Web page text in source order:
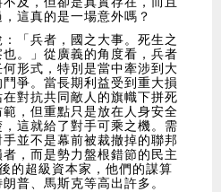
這真的是一場意外嗎？
：「兵者，國之大事。死生之
。」從廣義的角度看，兵者
形式，特別是當中牽涉到大
爭。當長期利益受到重大損
對抗共同敵人的旗幟下拼死
，但重點只是放在人身安全
這就給了對手可乘之機。需
並不是幕前被裁撤掉的聯邦
，而是勢力盤根錯節的民主
的超級資本家，他們的謀算
普、馬斯克等高出許多。